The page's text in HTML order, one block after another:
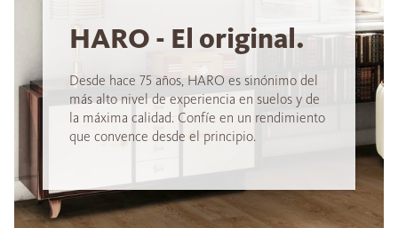
HARO - El original.
Desde hace 75 años, HARO es sinónimo del
más alto nivel de experiencia en suelos y de
la máxima calidad. Confíe en un rendimiento
que convence desde el principio.